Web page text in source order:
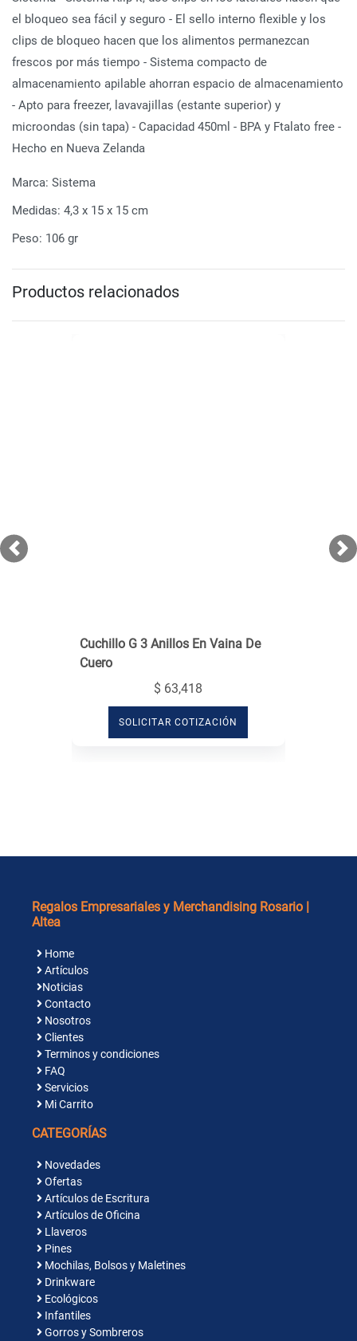
el bloqueo sea fácil y seguro - El sello interno flexible y los
clips de bloqueo hacen que los alimentos permanezcan
frescos por más tiempo - Sistema compacto de
almacenamiento apilable ahorran espacio de almacenamiento
- Apto para freezer, lavavajillas (estante superior) y
microondas (sin tapa) - Capacidad 450ml - BPA y Ftalato free -
Hecho en Nueva Zelanda
Marca: Sistema
Medidas: 4,3 x 15 x 15 cm
Peso: 106 gr
Productos relacionados
Previous
Cuchillo G 3 Anillos En Vaina De
Cuero
$ 63,418
SOLICITAR COTIZACIÓN
Regalos Empresariales y Merchandising Rosario |
Altea
Home
Artículos
Noticias
Contacto
Nosotros
Clientes
Terminos y condiciones
FAQ
Servicios
Mi Carrito
CATEGORÍAS
Novedades
Ofertas
Artículos de Escritura
Artículos de Oficina
Llaveros
Pines
Mochilas, Bolsos y Maletines
Drinkware
Ecológicos
Infantiles
Gorros y Sombreros